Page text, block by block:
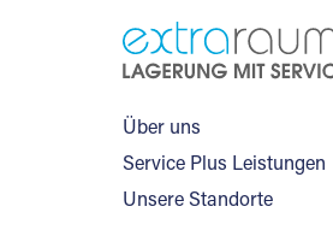
Über uns
Service Plus Leistungen
Unsere Standorte